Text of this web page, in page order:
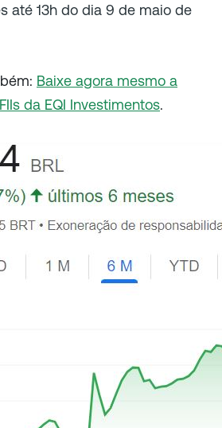
até 13h do dia 9 de maio de
Baixe agora mesmo a
da EQI Investimentos.